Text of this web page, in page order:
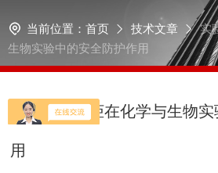
当前位置： 首页 技术文章
实
生物实验中的安全防护作用
实验室通风柜在化学与生物
用